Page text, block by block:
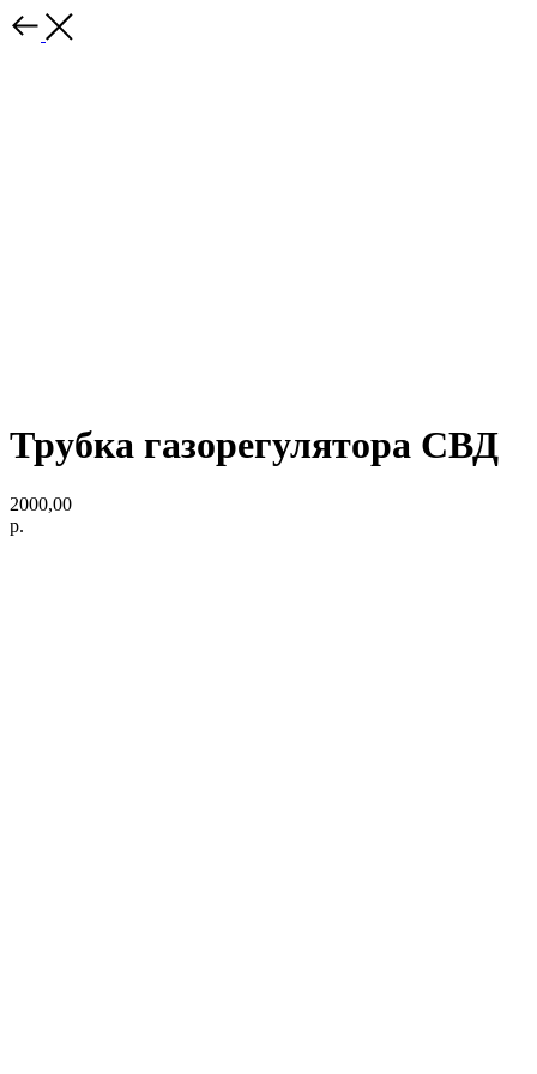
Трубка газорегулятора СВД
2000,00
р.